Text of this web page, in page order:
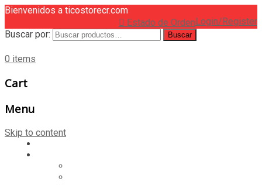
Bienvenidos a ticostorecr.com
Login/Register
Estado de Orden
Buscar por:
Buscar
0 items
Cart
Menu
Skip to content